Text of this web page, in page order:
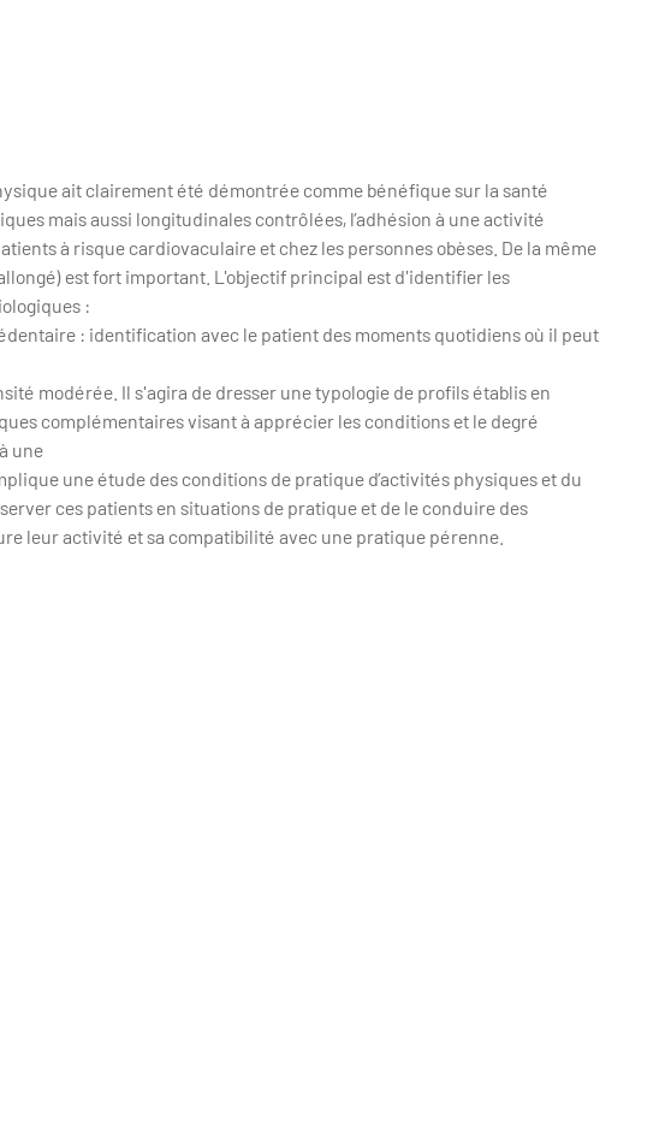
ait clairement été démontrée comme bénéfique sur la santé
mais aussi longitudinales contrôlées, l’adhésion à une activité
à risque cardiovaculaire et chez les personnes obèses. De la même
est fort important. L'objectif principal est d'identifier les
:
: identification avec le patient des moments quotidiens où il peut
modérée. Il s'agira de dresser une typologie de profils établis en
complémentaires visant à apprécier les conditions et le degré
une
une étude des conditions de pratique d’activités physiques et du
ces patients en situations de pratique et de le conduire des
leur activité et sa compatibilité avec une pratique pérenne.